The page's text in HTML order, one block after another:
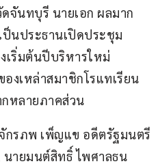
จันทบุรี นายเอก ผลมาก
ป็นประธานเปิดประชุม
เริ่มต้นปีบริหารใหม่
งเหล่าสมาชิกโรแทเรียน
หลายภาคส่วน
กรภพ เพ็ญแข อดีตรัฐมนตรี
นายมนต์สิทธิ์ ไพศาลธน